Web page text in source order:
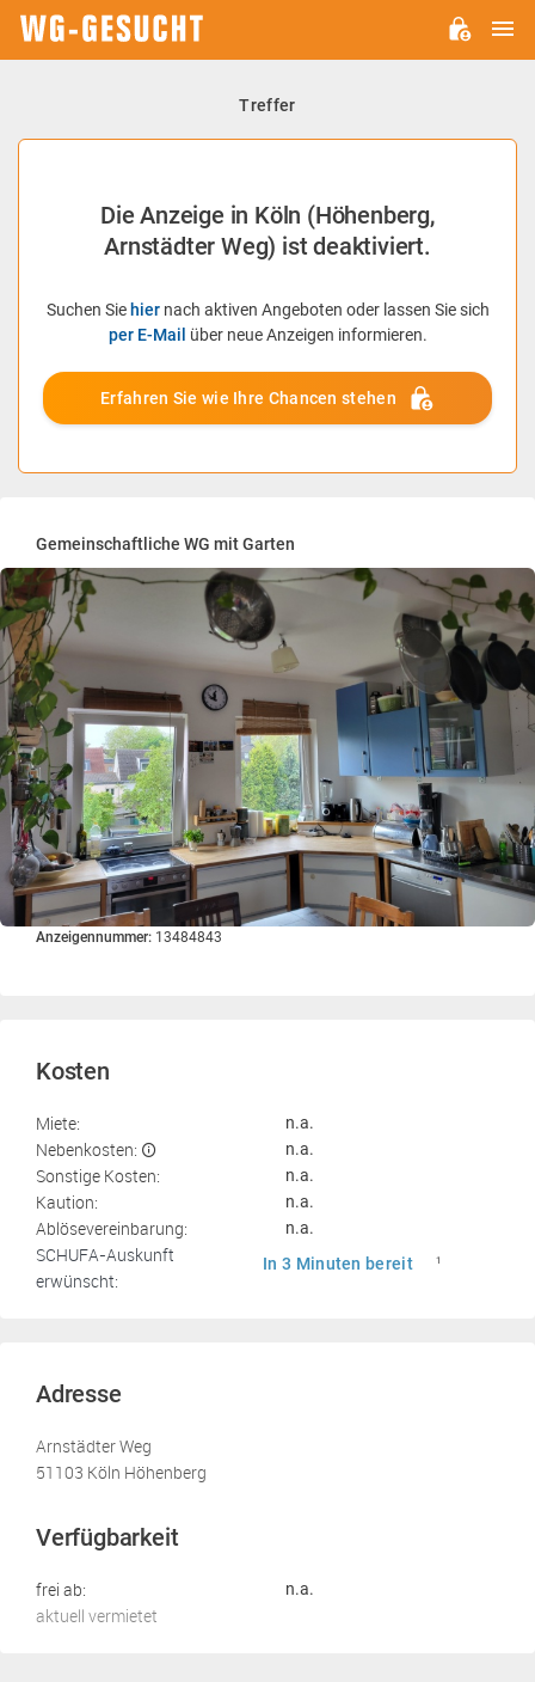
Treffer
Die Anzeige in Köln (Höhenberg,
Arnstädter Weg) ist deaktiviert.
Suchen Sie hiernach aktiven Angeboten oder lassen Sie sich
per E-Mail über neue Anzeigen informieren.
Erfahren Sie wie Ihre Chancen stehen
Gemeinschaftliche WG mit Garten
Anzeigennummer: 13484843
Kosten
Miete: n.a.
Nebenkosten: n.a.
Sonstige Kosten: n.a.
Kaution: n.a.
Ablösevereinbarung: n.a.
SCHUFA-Auskunft
erwünscht:
In 3 Minuten bereit 1
Adresse
Arnstädter Weg
51103 Köln Höhenberg
Verfügbarkeit
frei ab: n.a.
aktuell vermietet